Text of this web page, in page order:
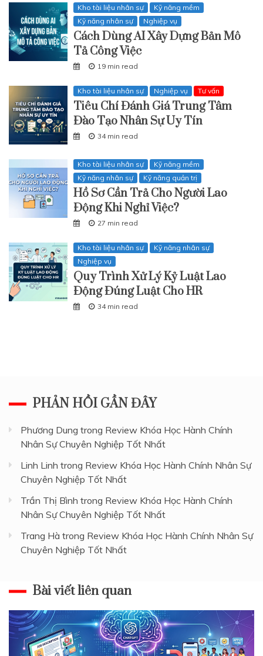
Kho tài liệu nhân sự
Kỹ năng mềm
Kỹ năng nhân sự
Nghiệp vụ
Cách Dùng AI Xây Dựng Bản Mô
Tả Công Việc
19 min read
Kho tài liệu nhân sự Nghiệp vụ Tư vấn
Tiêu Chí Đánh Giá Trung Tâm
Đào Tạo Nhân Sự Uy Tín
34 min read
Kho tài liệu nhân sự
Kỹ năng mềm
Kỹ năng nhân sự
Kỹ năng quản trị
Hồ Sơ Cần Trả Cho Người Lao
Động Khi Nghỉ Việc?
27 min read
Kho tài liệu nhân sự
Kỹ năng nhân sự
Nghiệp vụ
Quy Trình Xử Lý Kỷ Luật Lao
Động Đúng Luật Cho HR
34 min read
PHẢN HỒI GẦN ĐÂY
Phương Dung trong Review Khóa Học Hành Chính
Nhân Sự Chuyên Nghiệp Tốt Nhất
Linh Linh trong Review Khóa Học Hành Chính Nhân Sự
Chuyên Nghiệp Tốt Nhất
Trần Thị Bình trong Review Khóa Học Hành Chính
Nhân Sự Chuyên Nghiệp Tốt Nhất
Trang Hà trong Review Khóa Học Hành Chính Nhân Sự
Chuyên Nghiệp Tốt Nhất
Bài viết liên quan